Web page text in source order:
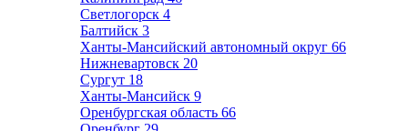
Светлогорск 4
Балтийск 3
Ханты-Мансийский автономный округ 66
Нижневартовск 20
Сургут 18
Ханты-Мансийск 9
Оренбургская область 66